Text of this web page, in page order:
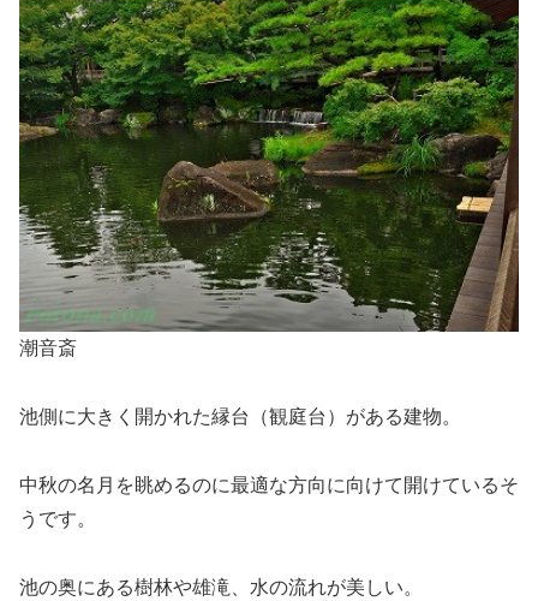
潮音斎
池側に大きく開かれた縁台（観庭台）がある建物。
中秋の名月を眺めるのに最適な方向に向けて開けているそ
うです。
池の奥にある樹林や雄滝、水の流れが美しい。